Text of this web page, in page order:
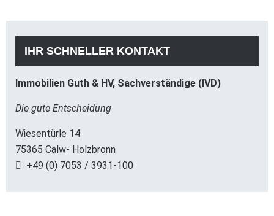
IHR SCHNELLER KONTAKT
Immobilien Guth & HV, Sachverständige (IVD)
Die gute Entscheidung
Wiesentürle 14
75365 Calw- Holzbronn
+49 (0) 7053 / 3931-100